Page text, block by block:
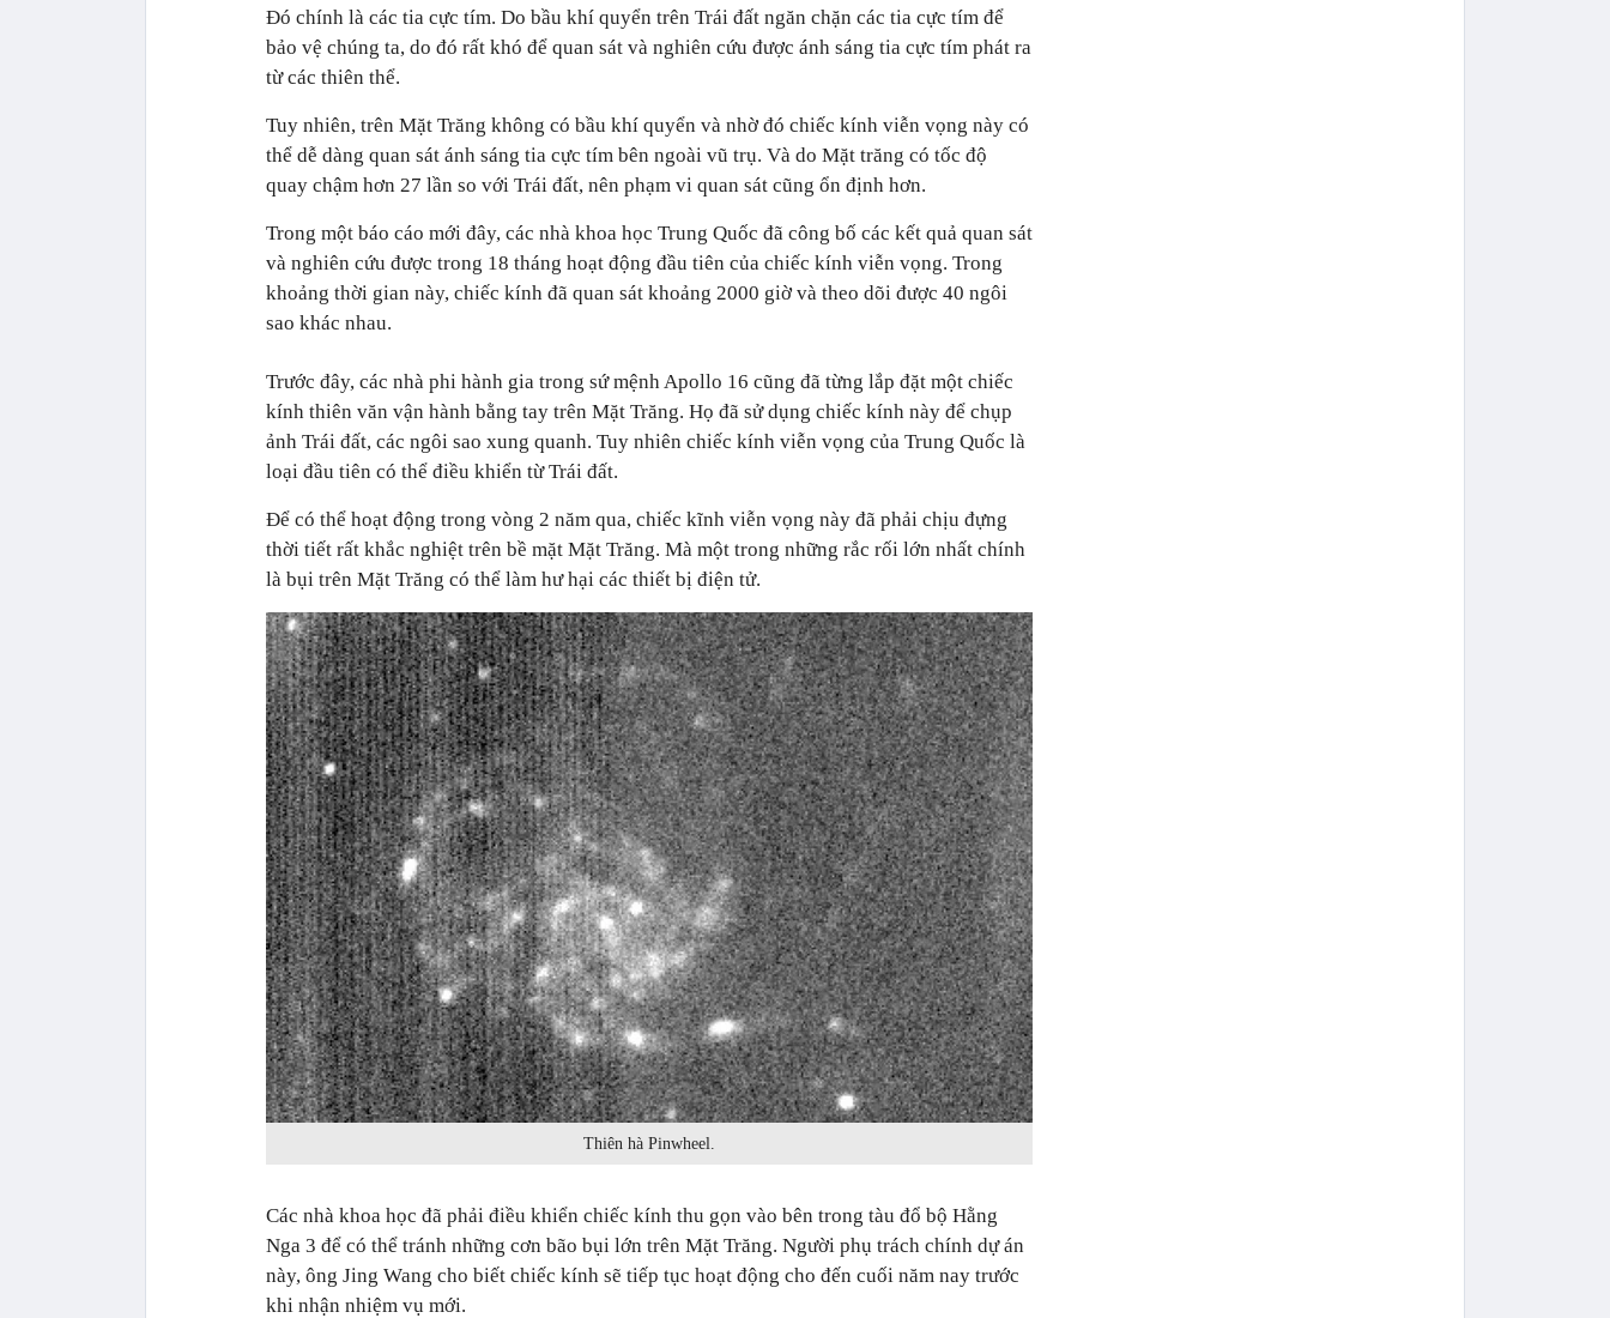
Đó chính là các tia cực tím. Do bầu khí quyển trên Trái đất ngăn chặn các tia cực tím để
bảo vệ chúng ta, do đó rất khó để quan sát và nghiên cứu được ánh sáng tia cực tím phát ra
từ các thiên thể.
Tuy nhiên, trên Mặt Trăng không có bầu khí quyển và nhờ đó chiếc kính viễn vọng này có
thể dễ dàng quan sát ánh sáng tia cực tím bên ngoài vũ trụ. Và do Mặt trăng có tốc độ
quay chậm hơn 27 lần so với Trái đất, nên phạm vi quan sát cũng ổn định hơn.
Trong một báo cáo mới đây, các nhà khoa học Trung Quốc đã công bố các kết quả quan sát
và nghiên cứu được trong 18 tháng hoạt động đầu tiên của chiếc kính viễn vọng. Trong
khoảng thời gian này, chiếc kính đã quan sát khoảng 2000 giờ và theo dõi được 40 ngôi
sao khác nhau.
Trước đây, các nhà phi hành gia trong sứ mệnh Apollo 16 cũng đã từng lắp đặt một chiếc
kính thiên văn vận hành bằng tay trên Mặt Trăng. Họ đã sử dụng chiếc kính này để chụp
ảnh Trái đất, các ngôi sao xung quanh. Tuy nhiên chiếc kính viễn vọng của Trung Quốc là
loại đầu tiên có thể điều khiển từ Trái đất.
Để có thể hoạt động trong vòng 2 năm qua, chiếc kĩnh viễn vọng này đã phải chịu đựng
thời tiết rất khắc nghiệt trên bề mặt Mặt Trăng. Mà một trong những rắc rối lớn nhất chính
là bụi trên Mặt Trăng có thể làm hư hại các thiết bị điện tử.
Thiên hà Pinwheel.
Các nhà khoa học đã phải điều khiển chiếc kính thu gọn vào bên trong tàu đổ bộ Hằng
Nga 3 để có thể tránh những cơn bão bụi lớn trên Mặt Trăng. Người phụ trách chính dự án
này, ông Jing Wang cho biết chiếc kính sẽ tiếp tục hoạt động cho đến cuối năm nay trước
khi nhận nhiệm vụ mới.